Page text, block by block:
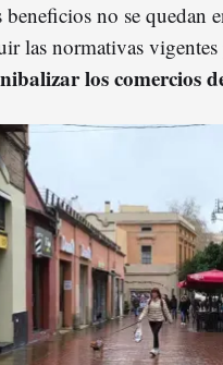
no se quedan
las normativas
los comercios